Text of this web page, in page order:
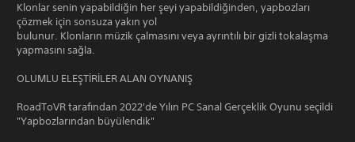
Klonlar senin yapabildiğin her şeyi yapabildiğinden, yapbozları
çözmek için sonsuza yakın yol
bulunur. Klonların müzik çalmasını veya ayrıntılı bir gizli tokalaşma
yapmasını sağla.
OLUMLU ELEŞTİRİLER ALAN OYNANIŞ
RoadToVR tarafından 2022'de Yılın PC Sanal Gerçeklik Oyunu seçildi
"Yapbozlarından büyülendik"